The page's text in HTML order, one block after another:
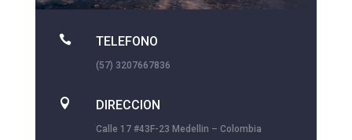
 TELEFONO
(57) 3207667836
 DIRECCION
Calle 17 #43F-23 Medellin – Colombia